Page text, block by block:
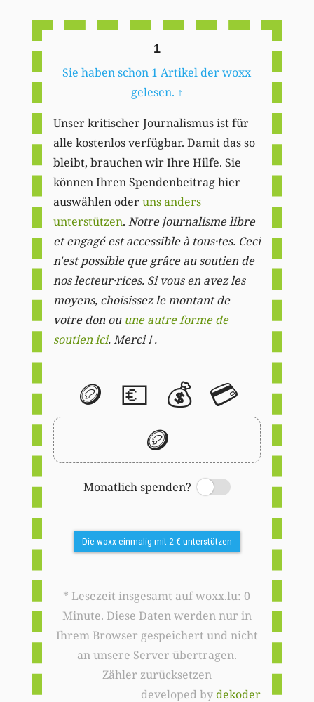
1
Sie haben schon 1 Artikel der woxx
gelesen. ↑
Unser kritischer Journalismus ist für
alle kostenlos verfügbar. Damit das so
bleibt, brauchen wir Ihre Hilfe. Sie
können Ihren Spendenbeitrag hier
auswählen oderuns anders
unterstützen. Notre journalisme libre
et engagé est accessible à tous·tes. Ceci
n'est possible que grâce au soutien de
nos lecteur·rices. Si vous en avez les
moyens, choisissez le montant de
votre don ou une autre forme de
soutien ici. Merci ! .
🪙 💶 💰 💳
🪙
Monatlich spenden?
Switch
Die woxx einmalig mit 2 € unterstützen
* Lesezeit insgesamt auf woxx.lu: 0
Minute. Diese Daten werden nur in
Ihrem Browser gespeichert und nicht
an unsere Server übertragen.
Zähler zurücksetzen
developed bydekoder